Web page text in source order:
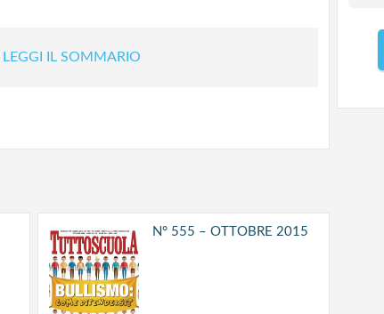
LEGGI IL SOMMARIO
N° 555 – OTTOBRE 2015